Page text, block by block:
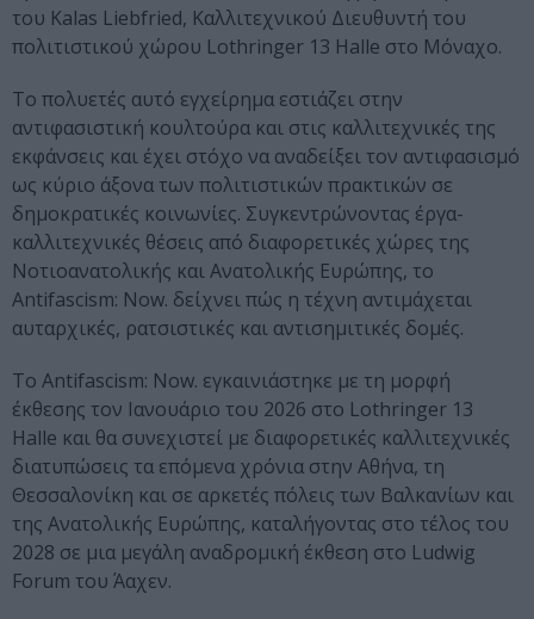
του Kalas Liebfried, Καλλιτεχνικού Διευθυντή του
πολιτιστικού χώρου Lothringer 13 Halle στο Μόναχο.
Το πολυετές αυτό εγχείρημα εστιάζει στην
αντιφασιστική κουλτούρα και στις καλλιτεχνικές της
εκφάνσεις και έχει στόχο να αναδείξει τον αντιφασισμό
ως κύριο άξονα των πολιτιστικών πρακτικών σε
δημοκρατικές κοινωνίες. Συγκεντρώνοντας έργα-
καλλιτεχνικές θέσεις από διαφορετικές χώρες της
Νοτιοανατολικής και Ανατολικής Ευρώπης, το
Antifascism: Now. δείχνει πώς η τέχνη αντιμάχεται
αυταρχικές, ρατσιστικές και αντισημιτικές δομές.
Το Antifascism: Now. εγκαινιάστηκε με τη μορφή
έκθεσης τον Ιανουάριο του 2026 στο Lothringer 13
Halle και θα συνεχιστεί με διαφορετικές καλλιτεχνικές
διατυπώσεις τα επόμενα χρόνια στην Αθήνα, τη
Θεσσαλονίκη και σε αρκετές πόλεις των Βαλκανίων και
της Ανατολικής Ευρώπης, καταλήγοντας στο τέλος του
2028 σε μια μεγάλη αναδρομική έκθεση στο Ludwig
Forum του Άαχεν.